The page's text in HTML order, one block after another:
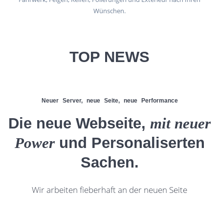
Wünschen.
TOP NEWS
Neuer Server, neue Seite, neue Performance
Die neue Webseite, mit neuer
Powerund Personaliserten
Sachen.
Wir arbeiten fieberhaft an der neuen Seite